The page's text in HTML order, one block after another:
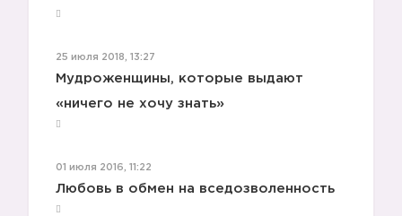
25 июля 2018, 13:27
Мудроженщины, которые выдают
«ничего не хочу знать»
01 июля 2016, 11:22
Любовь в обмен на вседозволенность